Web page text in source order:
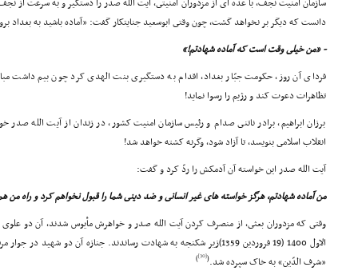
سازمان امنیت نجف، با عدّه اى از مزدوران امنیتى، آیت الله صدر را دستگیر و به سرعت از
دانست که دیگر بر نخواهد گشت، چون وقتى ابوسعید جنایتکار گفت: «آماده باشید به بغداد
- «من خیلى وقت است که آماده شهادتم!»
فرداى آن روز، حکومت جبّار بغداد، اقدام به دستگیرى بنت الهدى کرد چون بیم داشت
تظاهرات دعوت کند و رژیم را رسوا نماید!
برزان ابراهیم، برادر ناتنى صدام و رئیس سازمان امنیت کشور، در زندان از آیت الله
انقلاب اسلامى بنویسد، تا آزاد شود، وگرنه کشته خواهد شد!
آیت الله صدر این خواسته آن آدمکش را ردّ کرد و گفت:
من آماده شهادتم، هرگز خواسته هاى غیر انسانى و ضد دینى شما را قبول نخواهم کرد و راه
الاول 1400 (19 فروردین 1359)زیر شکنجه به شهادت رساندند. جنازه آن دو شهید
«شرف الدّین» به خاک سپرده شد.(
[30]
)